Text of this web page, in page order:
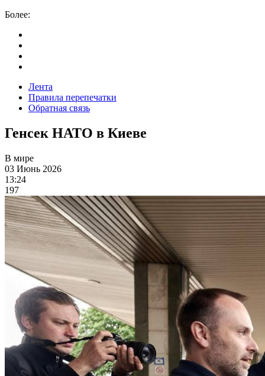
Более:
Лента
Правила перепечатки
Обратная связь
Генсек НАТО в Киеве
В мире
03 Июнь 2026
13:24
197